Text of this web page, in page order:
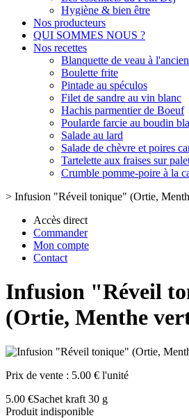
Hygiène & bien être
Nos producteurs
QUI SOMMES NOUS ?
Nos recettes
Blanquette de veau à
Boulette frite
Pintade au spéculos
Filet de sandre au vin blanc
Hachis parmentier de Boeuf
Poularde farcie au boudin
Salade au lard
Salade de chèvre et poires
Tartelette aux fraises sur
Crumble pomme-poire à la
> Infusion "Réveil tonique" (Ortie,
Accès direct
Commander
Mon compte
Contact
Infusion "Réveil
(Ortie, Menthe
Prix de vente : 5.00 € l'unité
5.00 €Sachet kraft 30 g
Produit indisponible